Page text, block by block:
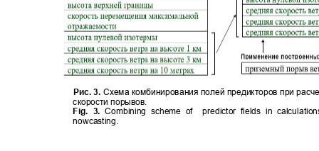
Рис.3. Схема комбинирования полей предикторов при
скорости порывов.
Fig. 3.Combining scheme of predictor fields in
nowcasting.